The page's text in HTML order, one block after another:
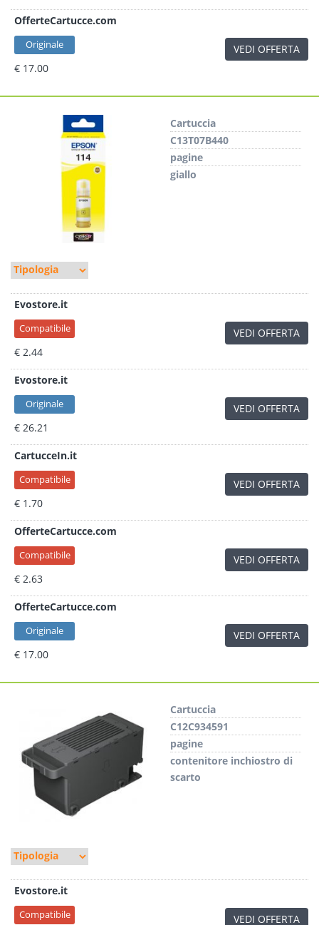
OfferteCartucce.com
Originale
€ 17.00
VEDI OFFERTA
Cartuccia
C13T07B440
pagine
giallo
Evostore.it
Compatibile
€ 2.44
VEDI OFFERTA
Evostore.it
Originale
€ 26.21
VEDI OFFERTA
CartucceIn.it
Compatibile
€ 1.70
VEDI OFFERTA
OfferteCartucce.com
Compatibile
€ 2.63
VEDI OFFERTA
OfferteCartucce.com
Originale
€ 17.00
VEDI OFFERTA
Cartuccia
C12C934591
pagine
contenitore inchiostro di
scarto
Evostore.it
Compatibile VEDI OFFERTA